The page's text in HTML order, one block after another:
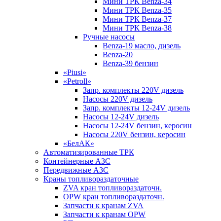
Мини ТРК Benza-35
Мини ТРК Benza-37
Мини ТРК Benza-38
Ручные насосы
Benza-19 масло, дизель
Benza-20
Benza-39 бензин
«Piusi»
«Petroll»
Запр. комплекты 220V дизель
Насосы 220V дизель
Запр. комплекты 12-24V дизель
Насосы 12-24V дизель
Насосы 12-24V бензин, керосин
Насосы 220V бензин, керосин
«БелАК»
Автоматизированные ТРК
Контейнерные АЗС
Передвижные АЗС
Краны топливораздаточные
ZVA кран топливораздаточн.
OPW кран топливораздаточн.
Запчасти к кранам ZVA
Запчасти к кранам OPW